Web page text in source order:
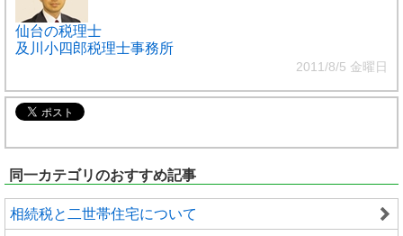
仙台の税理士
及川小四郎税理士事務所
2011/8/5 金曜日
同一カテゴリのおすすめ記事
相続税と二世帯住宅について